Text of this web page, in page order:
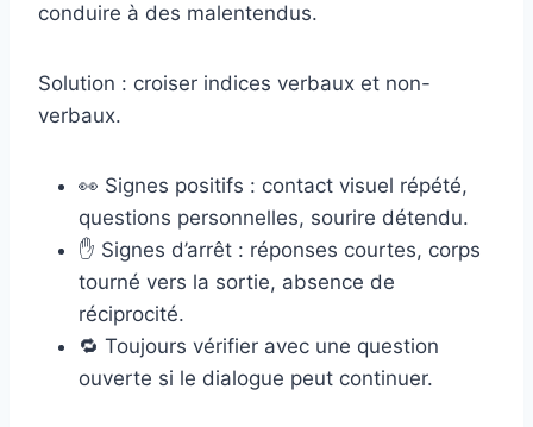
conduire à des malentendus.
Solution : croiser indices verbaux et non-
verbaux.
👀 Signes positifs : contact visuel répété,
questions personnelles, sourire détendu.
✋ Signes d’arrêt : réponses courtes, corps
tourné vers la sortie, absence de
réciprocité.
🔁 Toujours vérifier avec une question
ouverte si le dialogue peut continuer.